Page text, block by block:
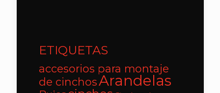
ETIQUETAS
accesorios para montaje
de cinchosArandelas